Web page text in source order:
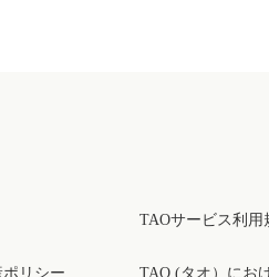
リシー
TAOサービス利用
TAO (タオ）にお